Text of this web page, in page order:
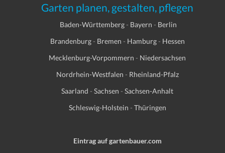
Garten planen, gestalten, pflegen
Baden-Württemberg- Bayern - Berlin
Brandenburg- Bremen - Hamburg- Hessen
Mecklenburg-Vorpommern - Niedersachsen
Nordrhein-Westfalen - Rheinland-Pfalz
Saarland -Sachsen -Sachsen-Anhalt
Schleswig-Holstein - Thüringen
Eintrag auf gartenbauer.com